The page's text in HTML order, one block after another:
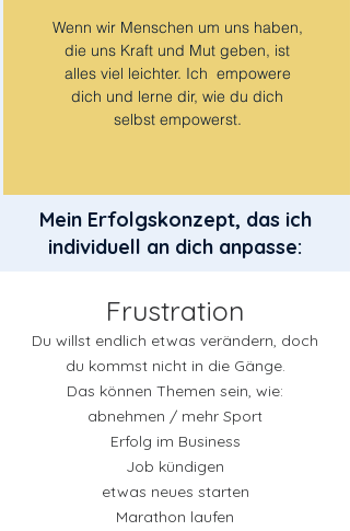
Wenn wir Menschen um uns haben,
die uns Kraft und Mut geben, ist
alles viel leichter. Ich empowere
dich und lerne dir, wie du dich
selbst empowerst.
Mein Erfolgskonzept, das ich
individuell an dich anpasse:
Frustration
Du willst endlich etwas verändern, doch
du kommst nicht in die Gänge.
Das können Themen sein, wie:
abnehmen / mehr Sport
Erfolg im Business
Job kündigen
etwas neues starten
Marathon laufen